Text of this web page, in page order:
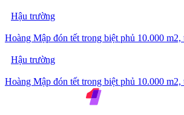
Hậu trường
Hoàng Mập đón tết trong biệt phủ 10.000
Hậu trường
Hoàng Mập đón tết trong biệt phủ 10.000